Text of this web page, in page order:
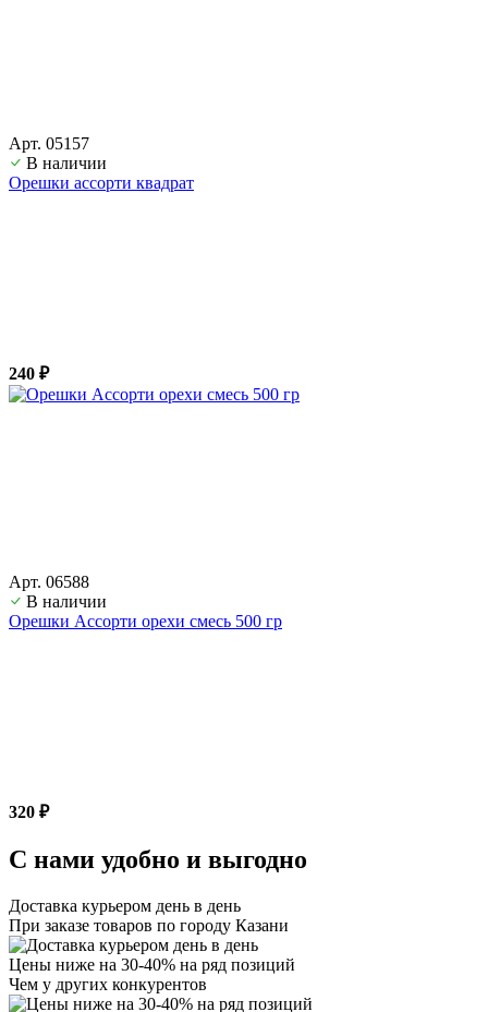
Арт. 05157
В наличии
Орешки ассорти квадрат
240 ₽
Арт. 06588
В наличии
Орешки Ассорти орехи смесь 500 гр
320 ₽
С нами удобно и выгодно
Доставка курьером день в день
При заказе товаров по городу Казани
Цены ниже на 30-40% на ряд позиций
Чем у других конкурентов